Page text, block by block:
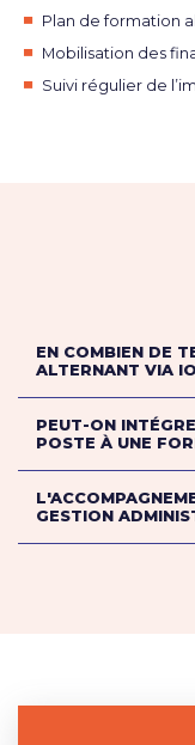
Plan de formation
Mobilisation des
Suivi régulier de
EN COMBIEN DE
ALTERNANT VIA
PEUT-ON
POSTE À UNE
GESTION